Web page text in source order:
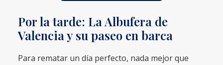
Por la tarde: La Albufera de
Valencia y su paseo en barca
Para rematar un día perfecto, nada mejor que